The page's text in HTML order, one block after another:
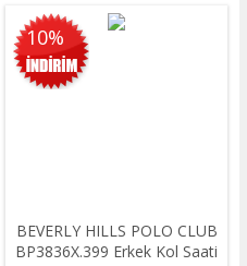
10%
BEVERLY HILLS POLO CLUB
BP3836X.399 Erkek Kol Saati